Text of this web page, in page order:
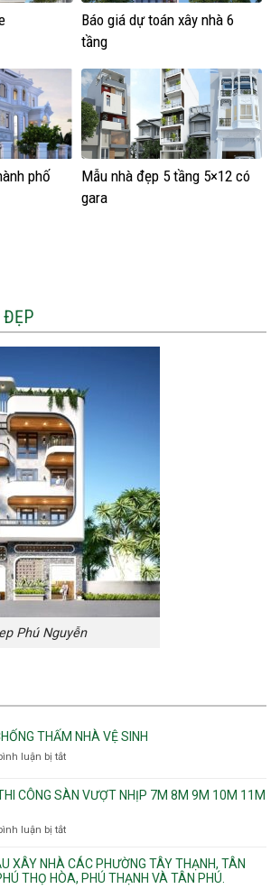
Báo giá dự toán xây nhà 6
tầng
phố
Mẫu nhà đẹp 5 tầng 5×12 có
gara
ĐẸP
Phú Nguyễn
THẤM NHÀ VỆ SINH
luận bị tắt
chống
thấm
CÔNG SÀN VƯỢT NHỊP 7M 8M 9M 10M 11M
luận bị tắt
kế
thi
XÂY NHÀ CÁC PHƯỜNG TÂY THẠNH, TÂN
THỌ HÒA, PHÚ THẠNH VÀ TÂN PHÚ.